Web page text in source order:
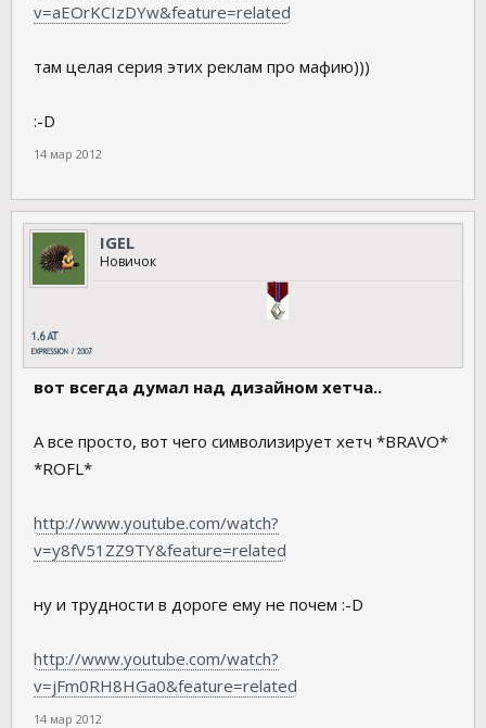
v=aEOrKCIzDYw&feature=related
там целая серия этих реклам про мафию)))
:-D
14 мар 2012
IGEL
Новичок
вот всегда думал над дизайном хетча..
А все просто, вот чего символизирует хетч *BRAVO*
*ROFL*
http://www.youtube.com/watch?
v=y8fV51ZZ9TY&feature=related
ну и трудности в дороге ему не почем :-D
http://www.youtube.com/watch?
v=jFm0RH8HGa0&feature=related
14 мар 2012